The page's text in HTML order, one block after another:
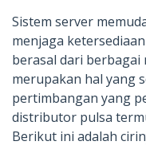
Sistem server
menjaga
berasal dari berbagai
merupakan hal yang
pertimbangan yang
distributor pulsa
Berikut ini adalah